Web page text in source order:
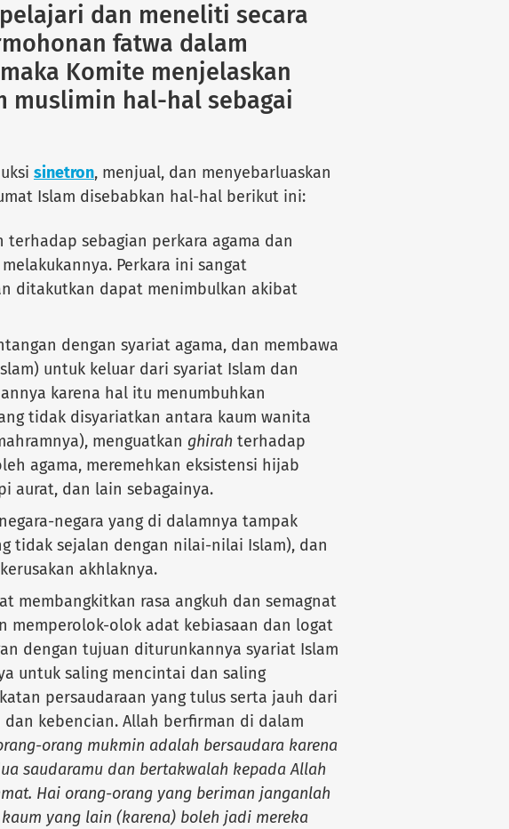
dan meneliti secara
fatwa dalam
Komite menjelaskan
muslimin hal-hal sebagai
sinetron, menjual, dan menyebarluaskan
Islam disebabkan hal-hal berikut ini:
terhadap sebagian perkara agama dan
Perkara ini sangat
ditakutkan dapat menimbulkan akibat
dengan syariat agama, dan membawa
untuk keluar dari syariat Islam dan
karena hal itu menumbuhkan
tidak disyariatkan antara kaum wanita
menguatkan ghirahterhadap
agama, meremehkan eksistensi hijab
aurat, dan lain sebagainya.
negara yang di dalamnya tampak
tidak sejalan dengan nilai-nilai Islam), dan
akhlaknya.
membangkitkan rasa angkuh dan semagnat
memperolok-olok adat kebiasaan dan logat
dengan tujuan diturunkannya syariat Islam
untuk saling mencintai dan saling
persaudaraan yang tulus serta jauh dari
dan kebencian. Allah berfirman di dalam
orang mukmin adalah bersaudara karena
saudaramu dan bertakwalah kepada Allah
Hai orang-orang yang beriman janganlah
yang lain (karena) boleh jadi mereka